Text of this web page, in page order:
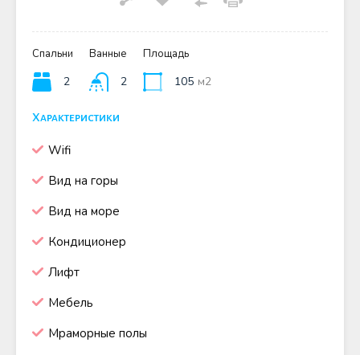
Спальни
2
Ванные
2
Площадь
105 м2
Характеристики
Wifi
Вид на горы
Вид на море
Кондиционер
Лифт
Мебель
Мраморные полы